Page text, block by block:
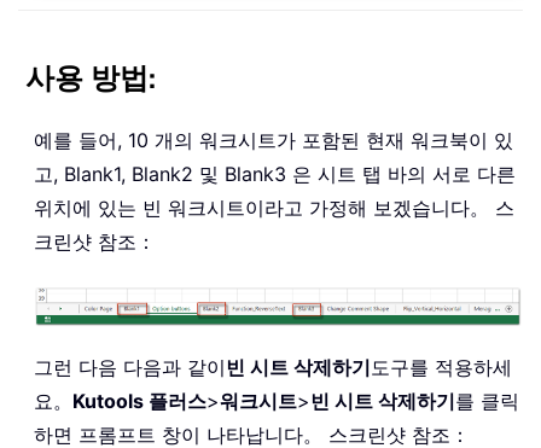
사용 방법:
예를 들어, 10 개의 워크시트가 포함된 현재 워크북이 있
고, Blank1, Blank2 및 Blank3 은 시트 탭 바의 서로 다른
위치에 있는 빈 워크시트이라고 가정해 보겠습니다。 스
크린샷 참조：
그런 다음 다음과 같이빈 시트 삭제하기도구를 적용하세
요。 Kutools 플러스>워크시트>빈 시트 삭제하기를 클릭
하면 프롬프트 창이 나타납니다。 스크린샷 참조：